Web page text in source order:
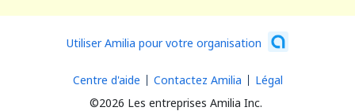
Utiliser Amilia pour votre organisation
©2026 Les entreprises Amilia Inc.
Centre d'aide Contactez Amilia Légal